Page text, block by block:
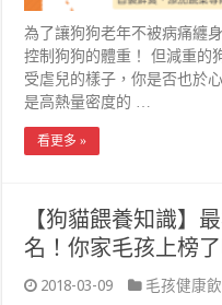
為了讓狗狗老年不被病痛纏
控制狗狗的體重！ 但減重的
受虐兒的樣子，你是否也於
是高熱量密度的 …
看更多 »
【狗貓餵養知識】
名！你家毛孩上榜了
2018-03-09 毛孩健康